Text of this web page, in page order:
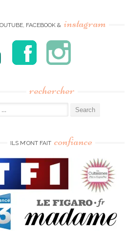
FACEBOOK & instagram
rechercher
ILS M’ONT FAIT confiance